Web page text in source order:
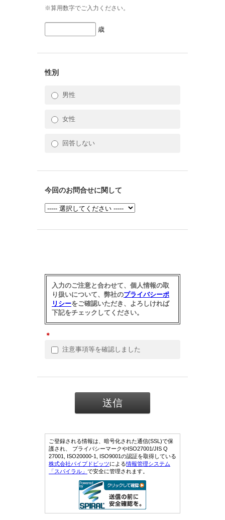
※算用数字でご入力ください。
歳
性別
男性
女性
回答しない
今回のお問合せに関して
入力のご注意と合わせて、個人情報の取
り扱いについて、弊社のプライバシーポ
リシーをご確認いただき、よろしければ
下記をチェックしてください。
＊
注意事項等を確認しました
ご登録される情報は、暗号化された通信(SSL)で保
護され、 プライバシーマークやISO27001/JIS Q
27001, ISO20000-1, ISO9001の認証を取得している
株式会社パイプドビッツによる情報管理システム
「スパイラル」 で安全に管理されます。